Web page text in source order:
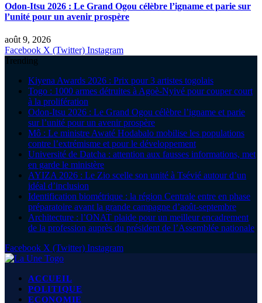
Odon-Itsu 2026 : Le Grand Ogou célèbre l’igname et parie sur
l’unité pour un avenir prospère
août 9, 2026
Facebook X (Twitter) Instagram
Trending
Kiyena Awards 2026 : Prix pour 3 artistes togolais
Togo : 1000 armes détruites à Agoè-Nyivé pour couper court
à la prolifération
Odon-Itsu 2026 : Le Grand Ogou célèbre l’igname et parie
sur l’unité pour un avenir prospère
Mô : Le ministre Awaté Hodabalo mobilise les populations
contre l’extrémisme et pour le développement
Université de Datcha : attention aux fausses informations, met
en garde le ministère
AYIZA 2026 : Le Zio scelle son unité à Tsévié autour d’un
idéal d’inclusion
Identification biométrique : la région Centrale entre en phase
préparatoire avant la grande campagne d’août-septembre
Architecture : l’ONAT plaide pour un meilleur encadrement
de la profession auprès du président de l’Assemblée nationale
Facebook X (Twitter) Instagram
ACCUEIL
POLITIQUE
ECONOMIE